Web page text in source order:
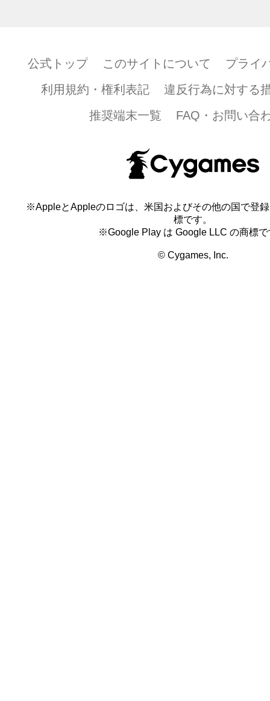
公式トップ このサイトについて
プライ
利用規約・権利表記
違反行為に対する
推奨端末一覧
FAQ・お問い合
※AppleとAppleのロゴは、米国およびその他の国で登
標です。
※Google Play は Google LLC の商標で
© Cygames, Inc.